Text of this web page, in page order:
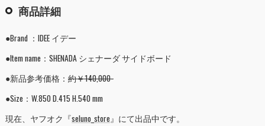
商品詳細
●Brand ：IDEE イデー
●Item name：SHENADA シェナーダ サイドボード
●新品参考価格： 約￥140,000-
●Size：W.850 D.415 H.540 mm
現在、ヤフオク『seluno_store』にて出品中です。